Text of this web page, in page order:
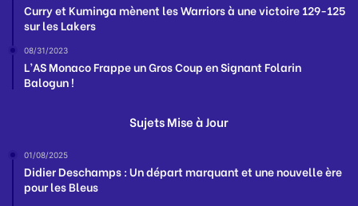
Curry et Kuminga mènent les Warriors à une victoire 129-125
sur les Lakers
08/31/2023
L’AS Monaco Frappe un Gros Coup en Signant Folarin
Balogun !
Sujets Mise à Jour
01/08/2025
Didier Deschamps : Un départ marquant et une nouvelle ère
pour les Bleus